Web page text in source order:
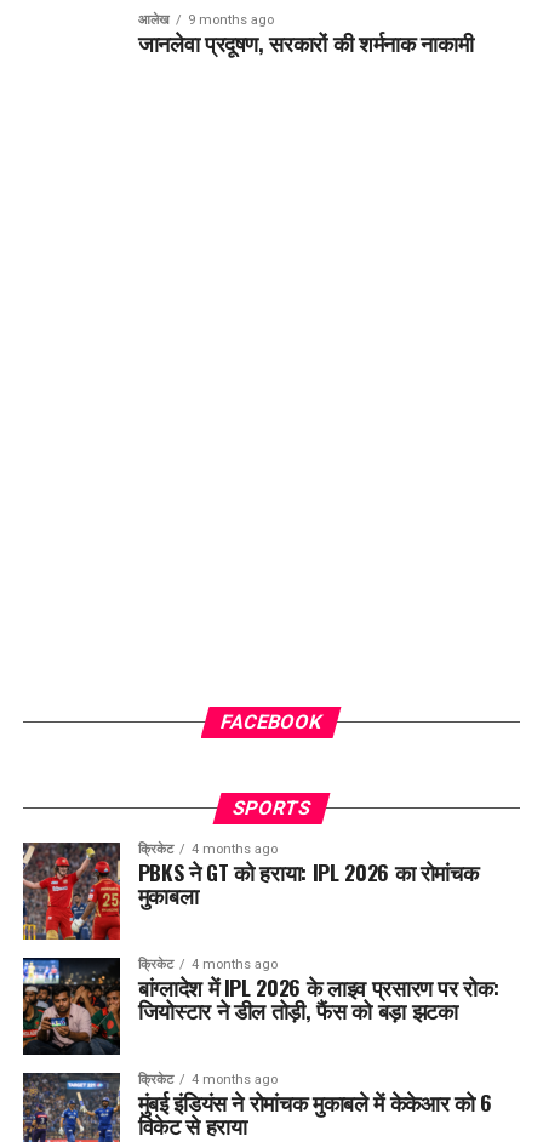
आलेख 9 months ago
जानलेवा प्रदूषण, सरकारों की शर्मनाक नाकामी
FACEBOOK
SPORTS
क्रिकेट 4 months ago
PBKS ने GT को हराया: IPL 2026 का रोमांचक
मुकाबला
क्रिकेट 4 months ago
बांग्लादेश में IPL 2026 के लाइव प्रसारण पर रोक:
जियोस्टार ने डील तोड़ी, फैंस को बड़ा झटका
क्रिकेट 4 months ago
मुंबई इंडियंस ने रोमांचक मुकाबले में केकेआर को 6
विकेट से हराया